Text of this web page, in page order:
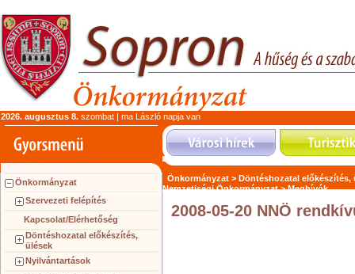
2026. augusztus 8. szombat | ma László napja van
Önkormányzat
Szervezeti felépítés
Kapcsolat/Elérhetőség
Döntéshozatal előkészítés,
ülések
Nyilvántartások
Önkormányzat > Döntéshozatal előkészítés,
Nemzetiségi Önkormányzat >Meghívók
2008-05-20 NNÖ